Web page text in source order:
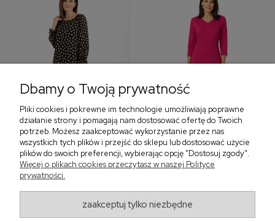
Sukienka z falbaną i
bufiastym rękawem w
405,30 zł
Sukienka z dekoltem w
299,00 zł
‹
Dbamy o Twoją prywatność
Pliki cookies i pokrewne im technologie umożliwiają poprawne
działanie strony i pomagają nam dostosować ofertę do Twoich
potrzeb. Możesz zaakceptować wykorzystanie przez nas
wszystkich tych plików i przejść do sklepu lub dostosować użycie
plików do swoich preferencji, wybierając opcję "Dostosuj zgody".
Więcej o plikach cookies przeczytasz w naszej Polityce
prywatności.
zaakceptuj tylko niezbędne